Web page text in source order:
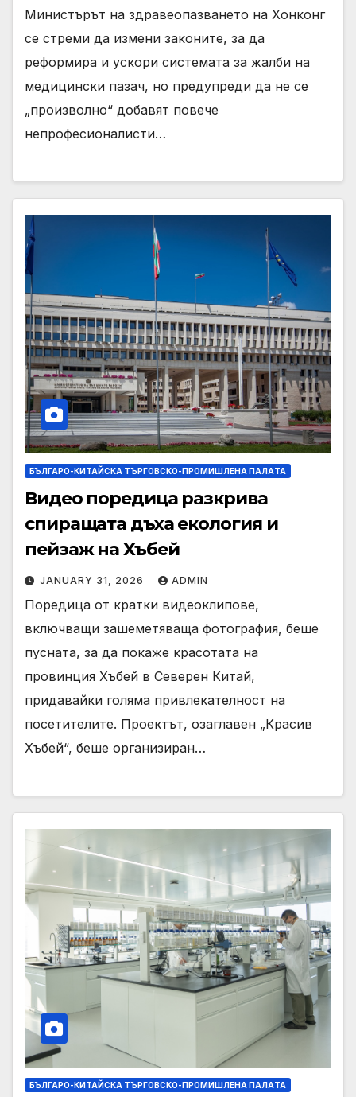
Министърът на здравеопазването на Хонконг
се стреми да измени законите, за да
реформира и ускори системата за жалби на
медицински пазач, но предупреди да не се
„произволно“ добавят повече
непрофесионалисти…
БЪЛГАРО-КИТАЙСКА ТЪРГОВСКО-ПРОМИШЛЕНА ПАЛAТА
Видео поредица разкрива
спиращата дъха екология и
пейзаж на Хъбей
JANUARY 31, 2026 ADMIN
Поредица от кратки видеоклипове,
включващи зашеметяваща фотография, беше
пусната, за да покаже красотата на
провинция Хъбей в Северен Китай,
придавайки голяма привлекателност на
посетителите. Проектът, озаглавен „Красив
Хъбей“, беше организиран…
БЪЛГАРО-КИТАЙСКА ТЪРГОВСКО-ПРОМИШЛЕНА ПАЛAТА